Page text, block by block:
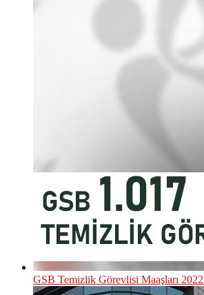
GSB Temizlik Görevlisi Maaşları